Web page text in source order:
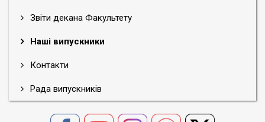
Звіти декана Факультету
Наші випускники
Контакти
Рада випускників